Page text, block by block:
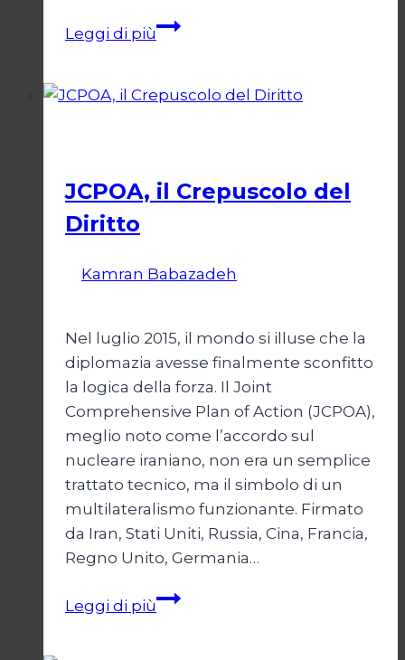
Leggi di piùGiornalisti,
da
JCPOA, il Crepuscolo del
Diritto
Kamran Babazadeh
Nel luglio 2015, il mondo si illuse che la
diplomazia avesse finalmente sconfitto
la logica della forza. Il Joint
Comprehensive Plan of Action (JCPOA),
meglio noto come l’accordo sul
nucleare iraniano, non era un semplice
trattato tecnico, ma il simbolo di un
multilateralismo funzionante. Firmato
da Iran, Stati Uniti, Russia, Cina, Francia,
Regno Unito, Germania…
Leggi di piùJCPOA,